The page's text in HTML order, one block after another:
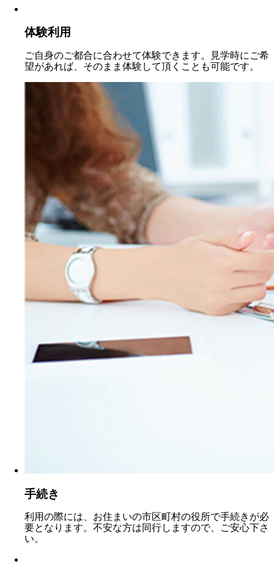
体験利用
ご自身のご都合に合わせて体験できます。見学時にご希
望があれば、そのまま体験して頂くことも可能です。
手続き
利用の際には、お住まいの市区町村の役所で手続きが必
要となります。不安な方は同行しますので、ご安心下さ
い。